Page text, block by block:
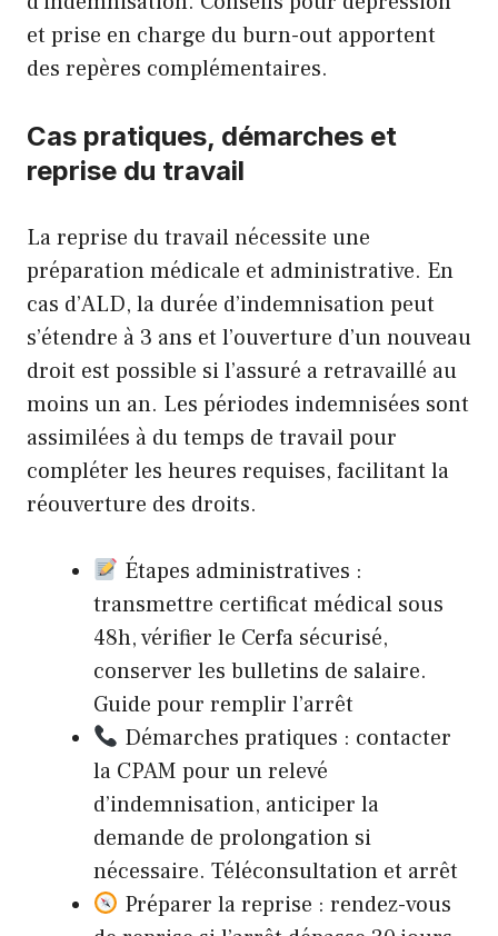
et prise en charge du burn-out apportent
des repères complémentaires.
Cas pratiques, démarches et
reprise du travail
La reprise du travail nécessite une
préparation médicale et administrative. En
cas d’ALD, la durée d’indemnisation peut
s’étendre à 3 ans et l’ouverture d’un nouveau
droit est possible si l’assuré a retravaillé au
moins un an. Les périodes indemnisées sont
assimilées à du temps de travail pour
compléter les heures requises, facilitant la
réouverture des droits.
Étapes administratives :
transmettre certificat médical sous
48h, vérifier le Cerfa sécurisé,
conserver les bulletins de salaire.
Guide pour remplir l’arrêt
Démarches pratiques : contacter
la CPAM pour un relevé
d’indemnisation, anticiper la
demande de prolongation si
nécessaire. Téléconsultation et arrêt
Préparer la reprise : rendez-vous